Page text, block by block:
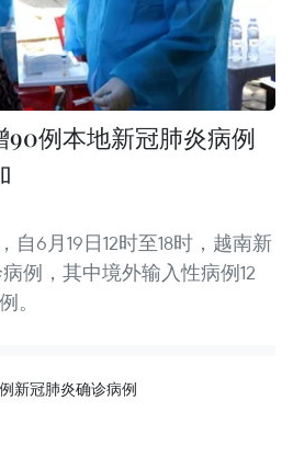
90例本地新冠肺炎病例
6月19日12时至18时，越南新
例，其中境外输入性病例12
。